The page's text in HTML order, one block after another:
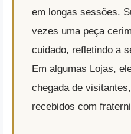
em longas sessões.
vezes uma peça
cuidado, refletindo a
Em algumas Lojas,
chegada de
recebidos com